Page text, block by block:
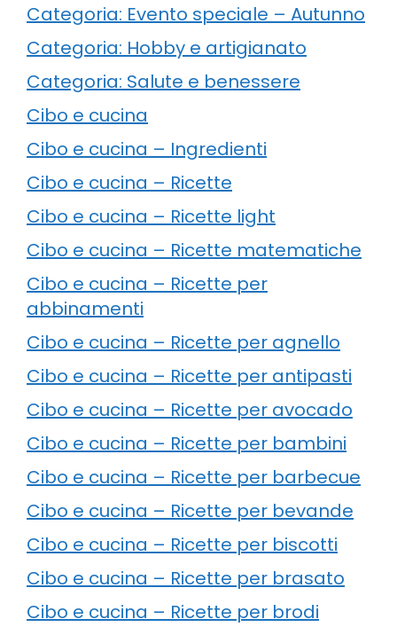
Categoria: Evento speciale – Autunno
Categoria: Hobby e artigianato
Categoria: Salute e benessere
Cibo e cucina
Cibo e cucina – Ingredienti
Cibo e cucina – Ricette
Cibo e cucina – Ricette light
Cibo e cucina – Ricette matematiche
Cibo e cucina – Ricette per
abbinamenti
Cibo e cucina – Ricette per agnello
Cibo e cucina – Ricette per antipasti
Cibo e cucina – Ricette per avocado
Cibo e cucina – Ricette per bambini
Cibo e cucina – Ricette per barbecue
Cibo e cucina – Ricette per bevande
Cibo e cucina – Ricette per biscotti
Cibo e cucina – Ricette per brasato
Cibo e cucina – Ricette per brodi